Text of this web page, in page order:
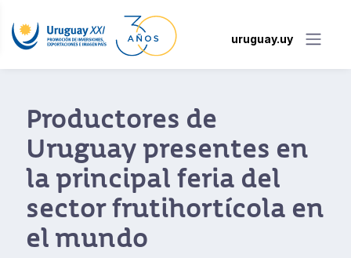
uruguay.uy
Productores de
Uruguay presentes en
la principal feria del
sector frutihortícola en
el mundo